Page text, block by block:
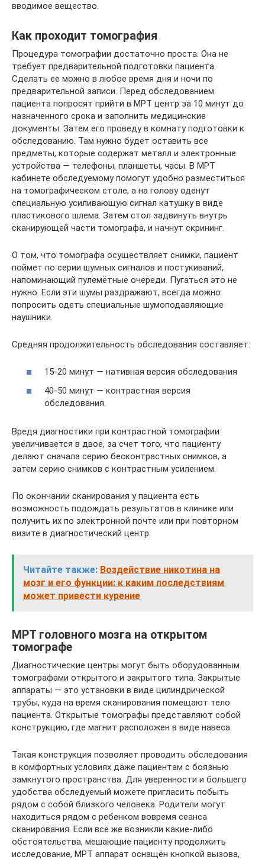
вводимое вещество.
Как проходит томография
Процедура томографии достаточно проста. Она не
требует предварительной подготовки пациента.
Сделать ее можно в любое время дня и ночи по
предварительной записи. Перед обследованием
пациента попросят прийти в МРТ центр за 10 минут до
назначенного срока и заполнить медицинские
документы. Затем его проведу в комнату подготовки к
обследованию. Там нужно будет оставить все
предметы, которые содержат металл и электронные
устройства — телефоны, планшеты, часы. В МРТ
кабинете обследуемому помогут удобно разместиться
на томографическом столе, а на голову оденут
специальную усиливающую сигнал катушку в виде
пластикового шлема. Затем стол задвинуть внутрь
сканирующей части томографа, и начнут скрининг.
О том, что томографа осуществляет снимки, пациент
поймет по серии шумных сигналов и постукиваний,
напоминающий пулемётные очереди. Пугаться это не
нужно. Если эти шумы раздражают, всегда можно
попросить одеть специальные шумоподавляющие
наушники.
Средняя продолжительность обследования составляет:
15-20 минут — нативная версия обследования
40-50 минут — контрастная версия
обследования.
Вредя диагностики при контрастной томографии
увеличивается в двое, за счет того, что пациенту
делают сначала серию бесконтрастных снимков, а
затем серию снимков с контрастным усилением.
По окончании сканирования у пациента есть
возможность подождать результатов в клинике или
получить их по электронной почте или при повторном
визите в диагностический центр.
Читайте также: Воздействие никотина на
мозг и его функции: к каким последствиям
может привести курение
МРТ головного мозга на открытом
томографе
Диагностические центры могут быть оборудованным
томографами открытого и закрытого типа. Закрытые
аппараты — это установки в виде цилиндрической
трубы, куда на время сканирования помещают тело
пациента. Открытые томографы представляют собой
конструкцию, где магнит расположен в виде навеса.
Такая конструкция позволяет проводить обследования
в комфортных условиях даже пациентам с боязнью
замкнутого пространства. Для уверенности и большего
удобства обследуемый можете пригласить побыть
рядом с собой близкого человека. Родители могут
находиться рядом с ребенком вовремя сеанса
сканирования. Если всё же возникли какие-либо
обстоятельства, мешающие пациенту продолжить
исследование, МРТ аппарат оснащён кнопкой вызова,